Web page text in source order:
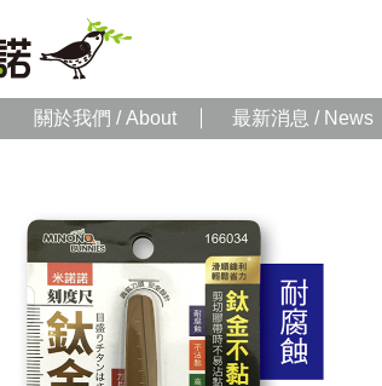
關於我們 / About 最新消息 / News